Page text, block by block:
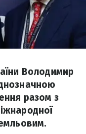
Володимир
разом з